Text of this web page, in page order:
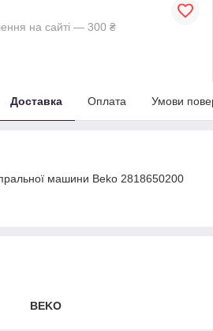
на сайті — 300 ₴
Доставка Оплата Умови
машини Beko 2818650200
BEKO